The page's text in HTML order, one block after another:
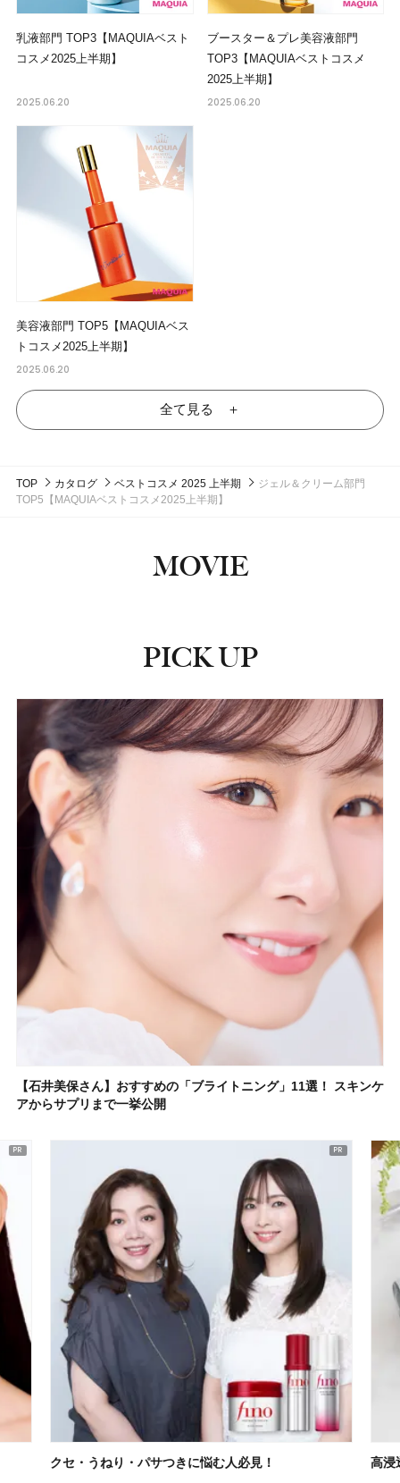
乳液部門 TOP3【MAQUIAベスト
コスメ2025上半期】
2025.06.20
ブースター＆プレ美容液部門
TOP3【MAQUIAベストコスメ
2025上半期】
2025.06.20
美容液部門 TOP5【MAQUIAベス
トコスメ2025上半期】
2025.06.20
全て見る ＋
TOP カタログ ベストコスメ 2025 上半期
ジェル＆クリーム部門
TOP5【MAQUIAベストコスメ2025上半期】
MOVIE
PICK UP
【石井美保さん】おすすめの「ブライトニング」11選！ スキンケ
アからサプリまで一挙公開
クセ・うねり・パサつきに悩む人必見！ 高浸